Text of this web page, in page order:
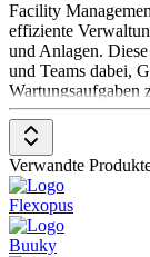
Facility
effiziente
und Anlagen.
und Teams dabei,
Wartungsaufgaben
und
verschiedenen
Industrieanlagen.
Betriebskosten zu
verlängern und
Nutzer*innen zu
Verwandte
Flexopus
Buuky